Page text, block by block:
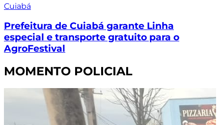
Cuiabá
Prefeitura de Cuiabá garante Linha
especial e transporte gratuito para o
AgroFestival
MOMENTO POLICIAL